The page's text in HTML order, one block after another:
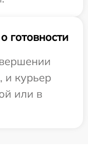
готовности
и курьер
или в